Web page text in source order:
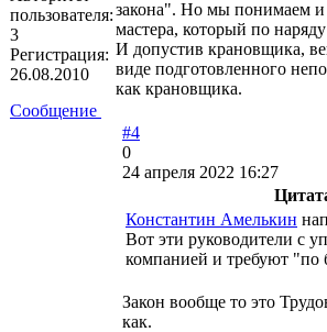
пользователя:
3
Регистрация:
26.08.2010
закона". Но мы понимаем и
мастера, который по
И допустив крановщика,
виде подготовленного
как крановщика.
Сообщение
#4
0
24 апреля 2022 16:27
Константин Амелькин
Вот эти руководители с
компанией и требуют "по
Закон вообще то это
как.